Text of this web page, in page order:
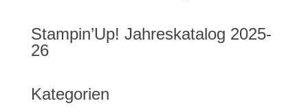
Stampin’Up! Jahreskatalog 2025-
26
Kategorien